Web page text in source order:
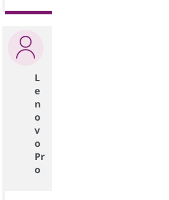
L
e
n
o
v
o
Pr
o